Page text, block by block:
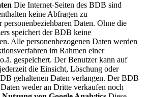
Die Internet-Seiten des BDB sind
keine Abfragen zu
personenbeziehbaren Daten. Ohne die
speichert der BDB keine
Alle personenbezogenen Daten werden
im Rahmen einer
gespeichert. Der Benutzer kann auf
die Einsicht, Löschung oder
gehaltenen Daten verlangen. Der BDB
weder an Dritte verkaufen noch